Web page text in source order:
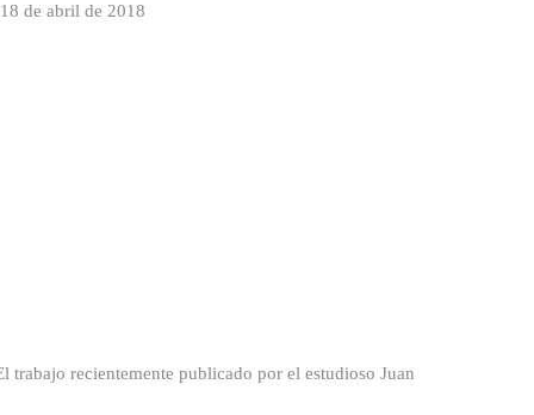
de abril de 2018
recientemente publicado por el estudioso Juan